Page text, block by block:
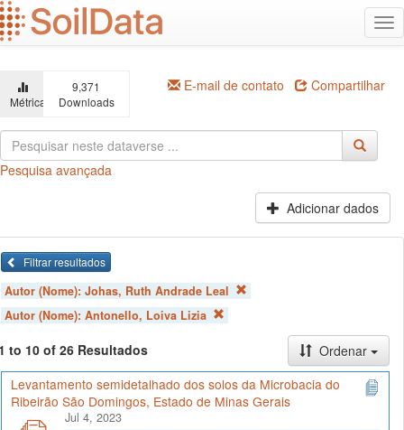
Ir
para
o
principal
Métricas
9,371
Downloads
E-mail de contato Compartilhar
Pesquisa avançada
Adicionar dados
Filtrar resultados
Autor (Nome): Johas, Ruth Andrade Leal
Autor (Nome): Antonello, Loiva Lizia
to 10 of 26 Resultados
Ordenar
Levantamento semidetalhado dos solos da Microbacia do
Ribeirão São Domingos, Estado de Minas Gerais
Jul 4, 2023